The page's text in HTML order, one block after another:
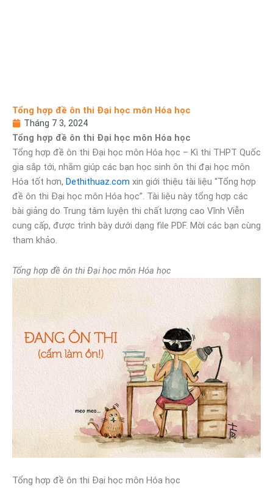
Tổng hợp đề ôn thi Đại học môn Hóa học
Tháng 7 3, 2024
Tổng hợp đề ôn thi Đại học môn Hóa học
Tổng hợp đề ôn thi Đại học môn Hóa học – Kì thi THPT Quốc
gia sắp tới, nhằm giúp các bạn học sinh ôn thi đại học môn
Hóa tốt hơn, Dethithuaz.com xin giới thiệu tài liệu “Tổng hợp
đề ôn thi Đại học môn Hóa học”. Tài liệu này tổng hợp các
bài giảng do Trung tâm luyện thi chất lượng cao Vĩnh Viễn
cung cấp, được trình bày dưới dạng file PDF. Mời các bạn cùng
tham khảo.
Tổng hợp đề ôn thi Đại học môn Hóa học
Tổng hợp đề ôn thi Đại học môn Hóa học